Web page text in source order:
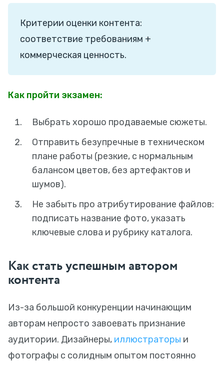
Критерии оценки контента:
соответствие требованиям +
коммерческая ценность.
Как пройти экзамен:
Выбрать хорошо продаваемые сюжеты.
Отправить безупречные в техническом
плане работы (резкие, с нормальным
балансом цветов, без артефактов и
шумов).
Не забыть про атрибутирование файлов:
подписать название фото, указать
ключевые слова и рубрику каталога.
Как стать успешным автором
контента
Из-за большой конкуренции начинающим
авторам непросто завоевать признание
аудитории. Дизайнеры, иллюстраторы и
фотографы с солидным опытом постоянно